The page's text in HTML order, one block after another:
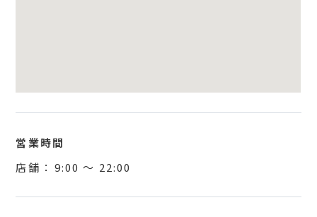
営業時間
店舗 ： 9:00 〜 22:00